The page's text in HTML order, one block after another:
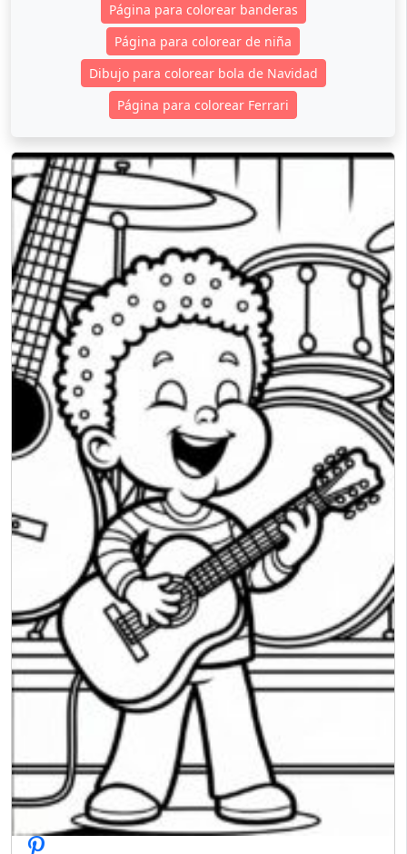
Página para colorear banderas
Página para colorear de niña
Dibujo para colorear bola de Navidad
Página para colorear Ferrari